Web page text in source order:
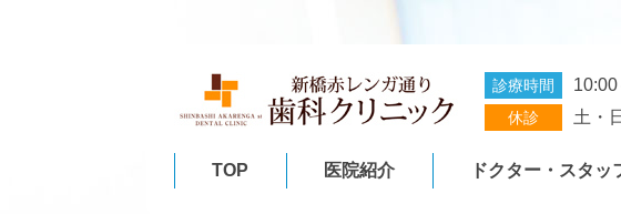
診療時間
休診 土・
TOP 医院紹介 ドクター・スタッ